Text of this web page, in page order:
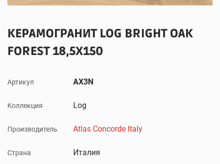
КЕРАМОГРАНИТ LOG BRIGHT OAK
FOREST 18,5X150
Артикул AX3N
Коллекция Log
Производитель Atlas Concorde Italy
Страна Италия